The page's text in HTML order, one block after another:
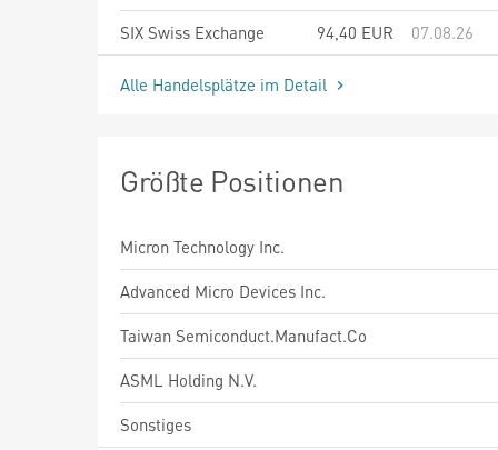
SIX Swiss Exchange
94,40 EUR 07.08.26
Alle Handelsplätze im Detail
Größte Positionen
Micron Technology Inc.
Advanced Micro Devices Inc.
Taiwan Semiconduct.Manufact.Co
ASML Holding N.V.
Sonstiges